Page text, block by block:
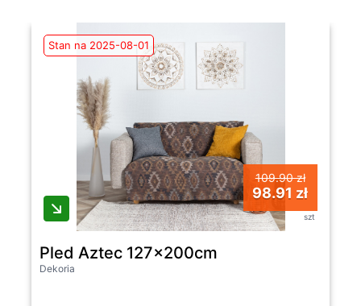
Stan na 2025-08-01
109.90 zł
98.91 zł
szt
Pled Aztec 127x200cm
Dekoria